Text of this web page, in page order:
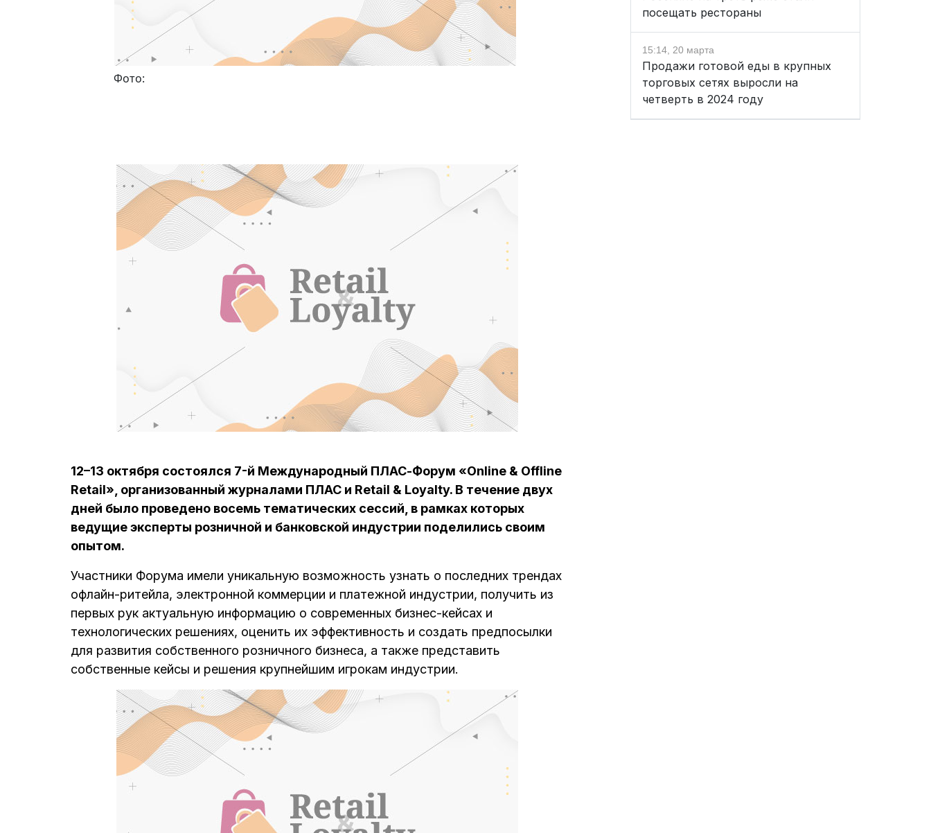
Фото:
12–13 октября состоялся 7-й Международный ПЛАС-Форум «Online & Offline
Retail», организованный журналами ПЛАС и Retail & Loyalty. В течение двух
дней было проведено восемь тематических сессий, в рамках которых
ведущие эксперты розничной и банковской индустрии поделились своим
опытом.
Участники Форума имели уникальную возможность узнать о последних трендах
офлайн-ритейла, электронной коммерции и платежной индустрии, получить из
первых рук актуальную информацию о современных бизнес-кейсах и
технологических решениях, оценить их эффективность и создать предпосылки
для развития собственного розничного бизнеса, а также представить
собственные кейсы и решения крупнейшим игрокам индустрии.
посещать рестораны
15:14, 20 марта
Продажи готовой еды в крупных
торговых сетях выросли на
четверть в 2024 году